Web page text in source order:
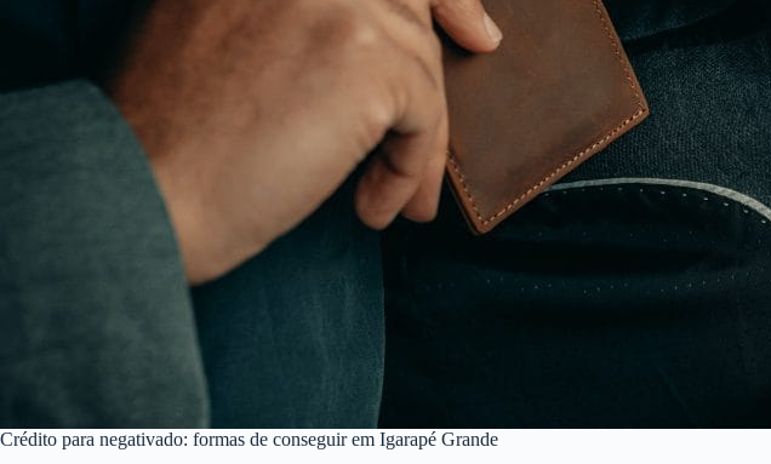
Crédito para negativado: formas de conseguir em Igarapé Grande